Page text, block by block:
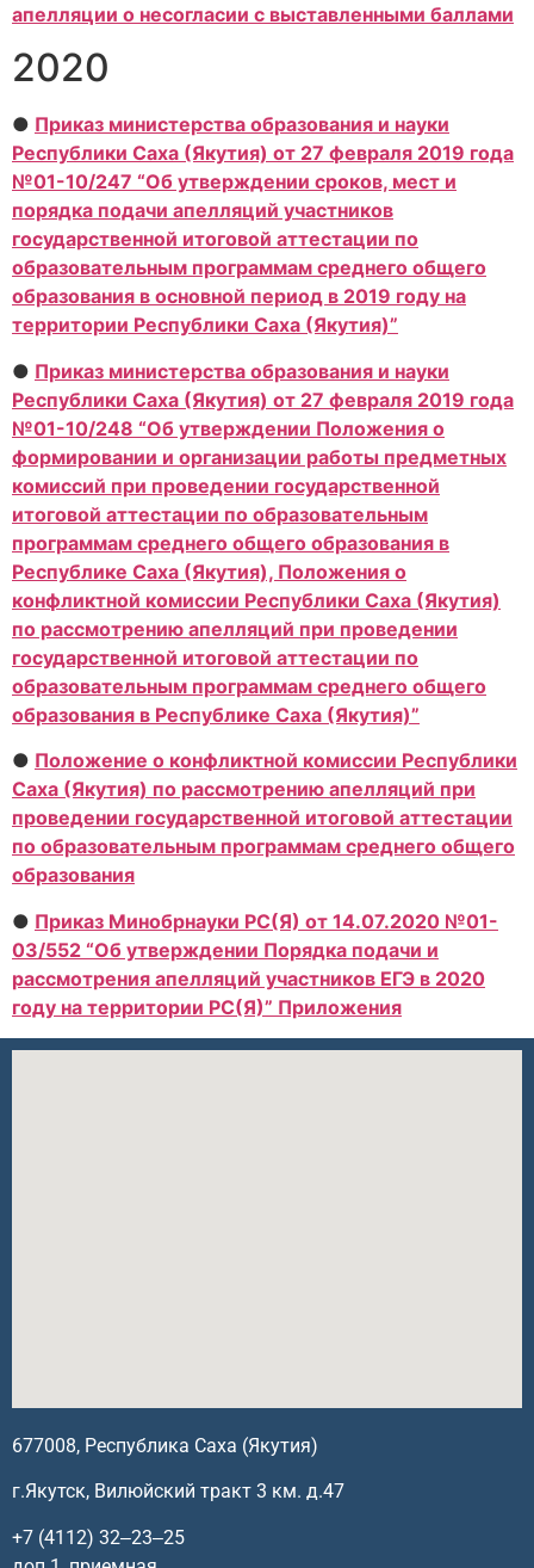
апелляции о несогласии с выставленными баллами
2020
● Приказ министерства образования и науки
Республики Саха (Якутия) от 27 февраля 2019 года
№01-10/247 “Об утверждении сроков, мест и
порядка подачи апелляций участников
государственной итоговой аттестации по
образовательным программам среднего общего
образования в основной период в 2019 году на
территории Республики Саха (Якутия)”
● Приказ министерства образования и науки
Республики Саха (Якутия) от 27 февраля 2019 года
№01-10/248 “Об утверждении Положения о
формировании и организации работы предметных
комиссий при проведении государственной
итоговой аттестации по образовательным
программам среднего общего образования в
Республике Саха (Якутия), Положения о
конфликтной комиссии Республики Саха (Якутия)
по рассмотрению апелляций при проведении
государственной итоговой аттестации по
образовательным программам среднего общего
образования в Республике Саха (Якутия)”
● Положение о конфликтной комиссии Республики
Саха (Якутия) по рассмотрению апелляций при
проведении государственной итоговой аттестации
по образовательным программам среднего общего
образования
● Приказ Минобрнауки РС(Я) от 14.07.2020 №01-
03/552 “Об утверждении Порядка подачи и
рассмотрения апелляций участников ЕГЭ в 2020
году на территории РС(Я)” Приложения
677008, Республика Саха (Якутия)
г.Якутск, Вилюйский тракт 3 км. д.47
+7 (4112) 32‒23‒25